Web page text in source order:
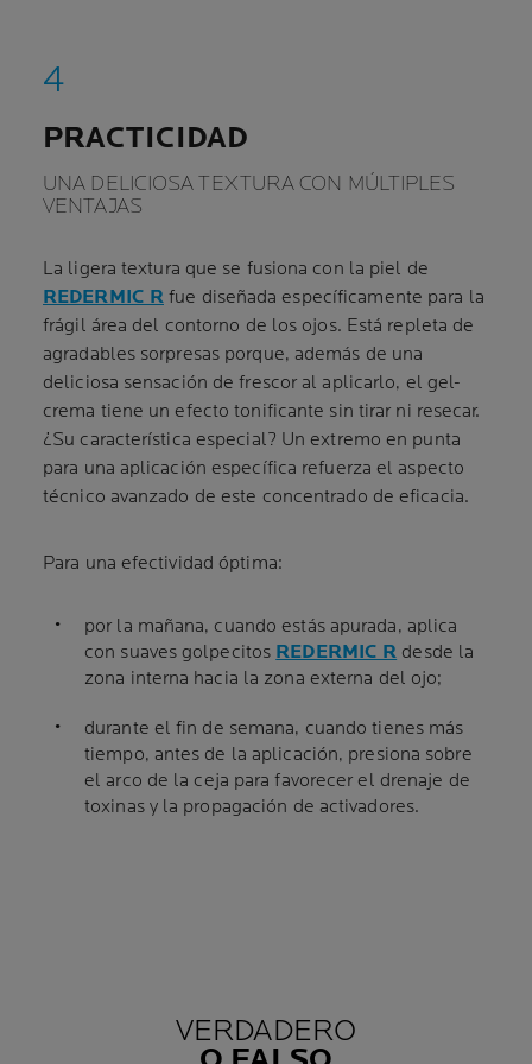
PRACTICIDAD
UNA DELICIOSA TEXTURA CON MÚLTIPLES
VENTAJAS
La ligera textura que se fusiona con la piel de
REDERMIC R fue diseñada específicamente para la
frágil área del contorno de los ojos. Está repleta de
agradables sorpresas porque, además de una
deliciosa sensación de frescor al aplicarlo, el gel-
crema tiene un efecto tonificante sin tirar ni resecar.
¿Su característica especial? Un extremo en punta
para una aplicación específica refuerza el aspecto
técnico avanzado de este concentrado de eficacia.
Para una efectividad óptima:
por la mañana, cuando estás apurada, aplica
con suaves golpecitos REDERMIC R desde la
zona interna hacia la zona externa del ojo;
durante el fin de semana, cuando tienes más
tiempo, antes de la aplicación, presiona sobre
el arco de la ceja para favorecer el drenaje de
toxinas y la propagación de activadores.
VERDADERO